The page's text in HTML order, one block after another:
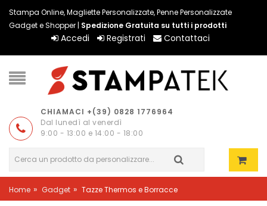
Stampa Online, Magliette Personalizzate, Penne Personalizzate
Gadget e Shopper | Spedizione Gratuita su tutti i prodotti
Accedi Registrati Contattaci
CHIAMACI +(39) 0828 1776964
Dal lunedì al venerdì
9:00 - 13:00 e 14:00 - 18:00
Home » Gadget » Tazze Thermos e Borracce